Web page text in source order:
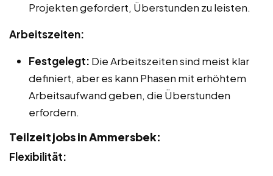
Projekten gefordert, Überstunden zu leisten.
Arbeitszeiten:
Festgelegt: Die Arbeitszeiten sind meist klar
definiert, aber es kann Phasen mit erhöhtem
Arbeitsaufwand geben, die Überstunden
erfordern.
Teilzeitjobs in Ammersbek:
Flexibilität: